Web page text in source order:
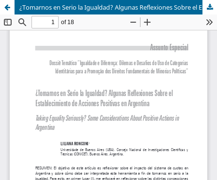
¿Tomarnos en Serio la Igualdad? Algunas Reflexiones Sobre el Establecimiento de Acciones Positivas en Argentina